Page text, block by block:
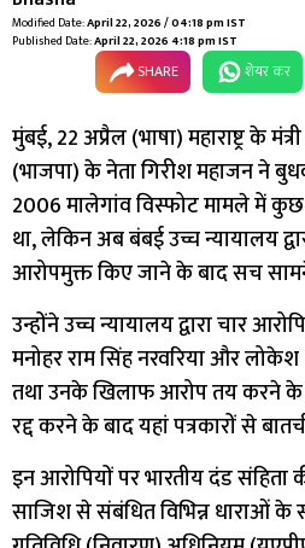
Modified Date:April 22, 2026 / 04:18 pm IST
Published Date:April 22, 2026 4:18 pm IST
SHARE शेयर कर
मुंबई, 22 अप्रैल (भाषा) महाराष्ट्र के
(भाजपा) के नेता गिरीश महाजन ने
2006 मालेगांव विस्फोट मामले में
था, लेकिन अब बंबई उच्च न्यायालय
आरोपमुक्त किए जाने के बाद सच
उन्होंने उच्च न्यायालय द्वारा चार
मनोहर राम सिंह नरवरिया और
तथा उनके खिलाफ आरोप तय करने
रद्द करने के बाद यहां पत्रकारों से
इन आरोपियों पर भारतीय दंड
साजिश से संबंधित विभिन्न धाराओं